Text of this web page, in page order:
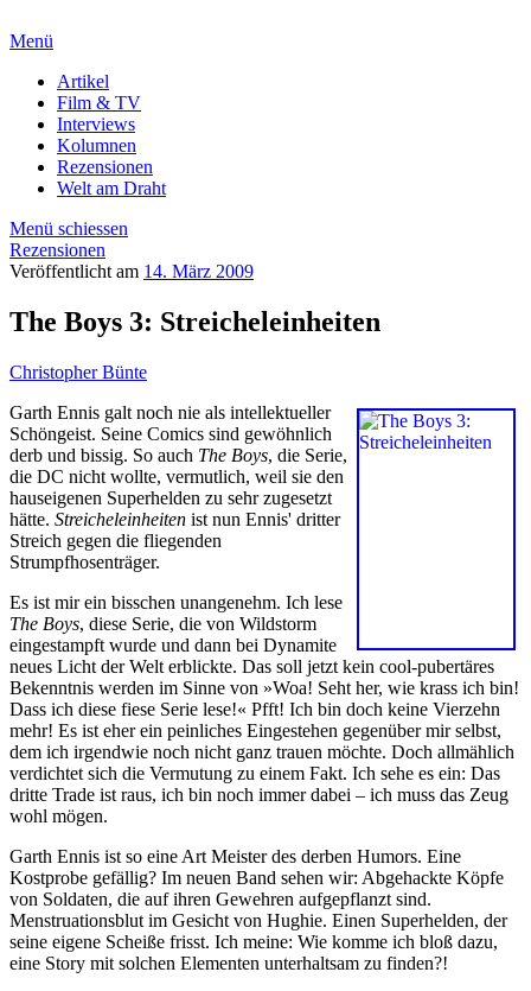
Menü
Artikel
Film & TV
Interviews
Kolumnen
Rezensionen
Welt am Draht
Menü schiessen
Rezensionen
Veröffentlicht am 14. März 2009
The Boys 3: Streicheleinheiten
Christopher Bünte
Garth Ennis galt noch nie als intellektueller
Schöngeist. Seine Comics sind gewöhnlich
derb und bissig. So auch The Boys, die Serie,
die DC nicht wollte, vermutlich, weil sie den
hauseigenen Superhelden zu sehr zugesetzt
hätte. Streicheleinheiten ist nun Ennis' dritter
Streich gegen die fliegenden
Strumpfhosenträger.
Es ist mir ein bisschen unangenehm. Ich lese
The Boys, diese Serie, die von Wildstorm
eingestampft wurde und dann bei Dynamite
neues Licht der Welt erblickte. Das soll jetzt kein cool-pubertäres
Bekenntnis werden im Sinne von »Woa! Seht her, wie krass ich bin!
Dass ich diese fiese Serie lese!« Pfft! Ich bin doch keine Vierzehn
mehr! Es ist eher ein peinliches Eingestehen gegenüber mir selbst,
dem ich irgendwie noch nicht ganz trauen möchte. Doch allmählich
verdichtet sich die Vermutung zu einem Fakt. Ich sehe es ein: Das
dritte Trade ist raus, ich bin noch immer dabei – ich muss das Zeug
wohl mögen.
Garth Ennis ist so eine Art Meister des derben Humors. Eine
Kostprobe gefällig? Im neuen Band sehen wir: Abgehackte Köpfe
von Soldaten, die auf ihren Gewehren aufgepflanzt sind.
Menstruationsblut im Gesicht von Hughie. Einen Superhelden, der
seine eigene Scheiße frisst. Ich meine: Wie komme ich bloß dazu,
eine Story mit solchen Elementen unterhaltsam zu finden?!